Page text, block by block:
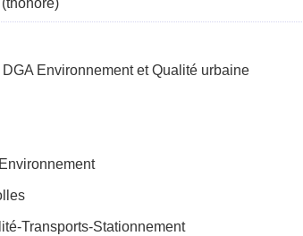
Environnement et Qualité urbaine
Transports-Stationnement